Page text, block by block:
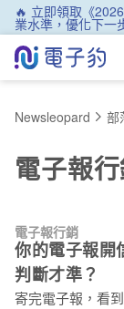
🔥 立即領取《
業水準，優化下一
Newsleopard 部
電子報
電子報行銷
你的電子報開
判斷才準？
寄完電子報，看到